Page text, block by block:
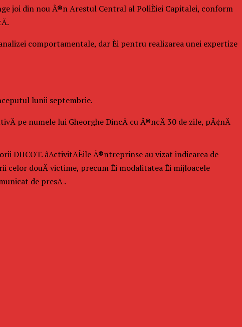
joi din nou Ã®n Arestul Central al PoliÈiei Capitalei, conform
comportamentale, dar Èi pentru realizarea unei expertize
lunii septembrie.
pe numele lui Gheorghe DincÄ cu Ã®ncÄ 30 de zile, pÃ¢nÄ
DIICOT. âActivitÄÈile Ã®ntreprinse au vizat indicarea de
douÄ victime, precum Èi modalitatea Èi mijloacele
de presÄ .